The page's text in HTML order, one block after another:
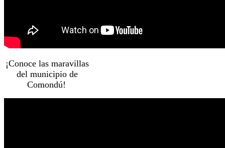
¡Conoce las maravillas
del municipio de
Comondú!